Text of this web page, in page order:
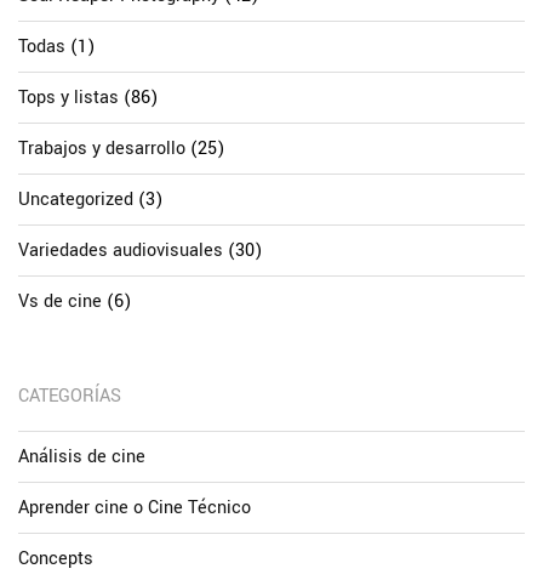
Todas (1)
Tops y listas (86)
Trabajos y desarrollo (25)
Uncategorized (3)
Variedades audiovisuales (30)
Vs de cine (6)
CATEGORÍAS
Análisis de cine
Aprender cine o Cine Técnico
Concepts